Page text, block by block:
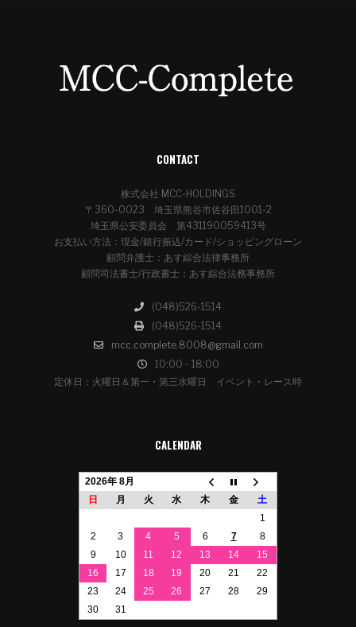
CONTACT
株式会社 MCC-HOLDINGS
〒360-0023 埼玉県熊谷市佐谷田1001-2
埼玉県公安委員会 第431190059413号
お支払い方法：現金/銀行振込/カード/ショッピングローン
顧問弁護士：あす綜合法律事務所
顧問司法書士/行政書士：あす綜合法務事務所
(048)526-1514
(048)526-1514
mcc.complete.8008@gmail.com
10:00 - 18:00
定休日：火曜日＆第一・第三水曜日 イベント・レース時
CALENDAR
2026年 8月
日
月 火 水 木 金
土
1
2
3 4 5 6 7
8
9
10 11 12 13 14
15
16
17 18 19 20 21
22
23
24 25 26 27 28
29
30
31